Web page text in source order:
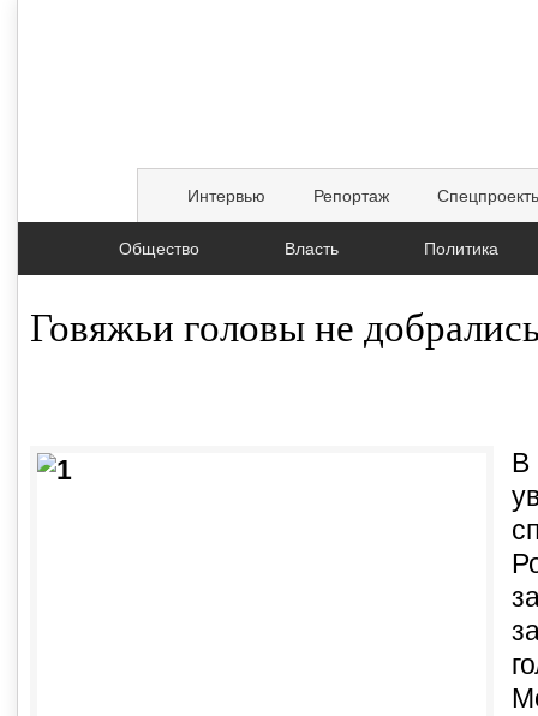
Интервью Репортаж
Общество Власть Политика
Говяжьи головы не
В